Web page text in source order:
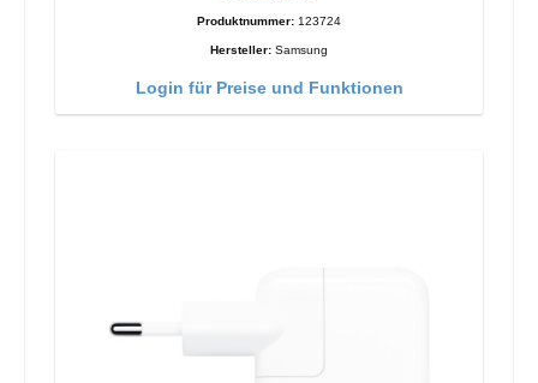
Produktnummer: 123724
Hersteller: Samsung
Login für Preise und Funktionen